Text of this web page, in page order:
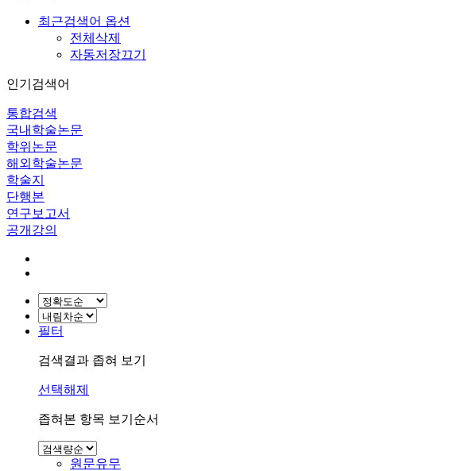
최근검색어 옵션
전체삭제
자동저장끄기
인기검색어
통합검색
국내학술논문
학위논문
해외학술논문
학술지
단행본
연구보고서
공개강의
필터
검색결과 좁혀 보기
선택해제
좁혀본 항목 보기순서
원문유무